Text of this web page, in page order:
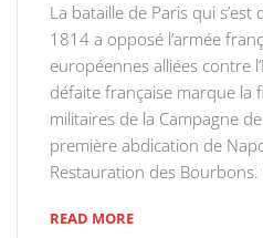
La bataille de Paris qui
1814 a opposé l’armée
européennes alliées contre
défaite française marque la
militaires de la Campagne
première abdication de
Restauration des
READ MORE